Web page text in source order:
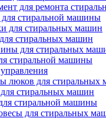
для ремонта
стиральной машины
для стиральных машин
стиральных машин
для стиральных
стиральной машины
люков для стиральных
стиральных машин
стиральной машины
для стиральных